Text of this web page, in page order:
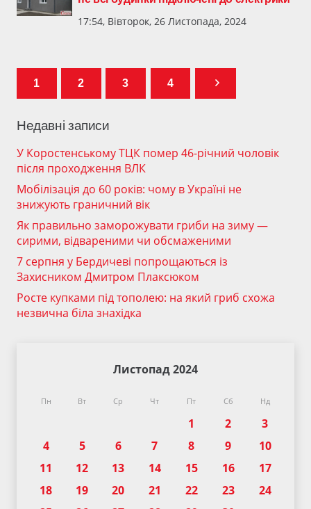
17:54, Вівторок, 26 Листопада, 2024
1 2 3 4
Недавні записи
У Коростенському ТЦК помер 46-річний чоловік
після проходження ВЛК
Мобілізація до 60 років: чому в Україні не
знижують граничний вік
Як правильно заморожувати гриби на зиму —
сирими, відвареними чи обсмаженими
7 серпня у Бердичеві попрощаються із
Захисником Дмитром Плаксюком
Росте купками під тополею: на який гриб схожа
незвична біла знахідка
Листопад 2024
Пн Вт Ср Чт Пт Сб Нд
1 2
3
4
5 6 7 8 9
10
11
12 13 14 15 16
17
18
19 20 21 22 23
24